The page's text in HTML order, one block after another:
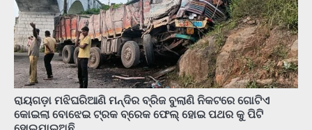
ରାୟଗଡ଼ା ମଝିଘରିଆଣି ମନ୍ଦିର ବ୍ରିଜ ବୁଲାଣି ନିକଟରେ ଗୋଟିଏ
କୋଇଲା ବୋଝେଇ ଟ୍ରକ ବ୍ରେକ ଫେଲ୍ ହୋଇ ପଥର କୁ ପିଟି